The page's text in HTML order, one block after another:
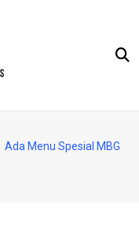
Ada Menu Spesial MBG